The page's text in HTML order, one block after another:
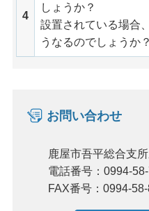
4
しょうか？
設置されている場合
うなるのでしょうか？
お問い合わせ
鹿屋市吾平総合支
電話番号：0994-
FAX番号：0994-